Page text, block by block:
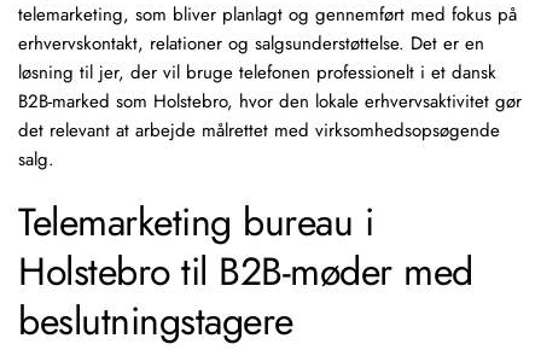
telemarketing, som bliver planlagt og gennemført med fokus på
erhvervskontakt, relationer og salgsunderstøttelse. Det er en
løsning til jer, der vil bruge telefonen professionelt i et dansk
B2B-marked som Holstebro, hvor den lokale erhvervsaktivitet gør
det relevant at arbejde målrettet med virksomhedsopsøgende
salg.
Telemarketing bureau i
Holstebro til B2B-møder med
beslutningstagere